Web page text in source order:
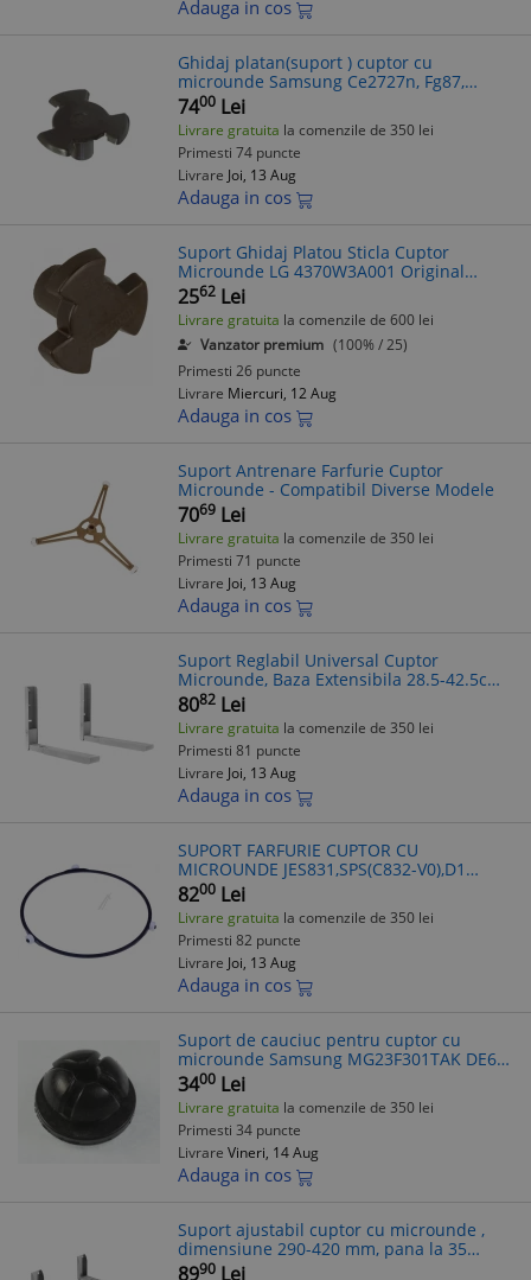
Adauga in cos
Ghidaj platan(suport ) cuptor cu
microunde Samsung Ce2727n, Fg87,
Fg87Kst, Ge81W, Ge89M, M171fn, M735,
Mw81W, Mw89Mb
7400 Lei
Livrare gratuita la comenzile de 350 lei
Primesti 74 puncte
Livrare Joi, 13 Aug
Adauga in cos
Suport Ghidaj Platou Sticla Cuptor
Microunde LG 4370W3A001 Original
Diametru 3cm Compatibil cu multiple
modele MS MH MC MG
2562 Lei
Livrare gratuita la comenzile de 600 lei
Vanzator premium (100% / 25)
Primesti 26 puncte
Livrare Miercuri, 12 Aug
Adauga in cos
Suport Antrenare Farfurie Cuptor
Microunde - Compatibil Diverse Modele
7069 Lei
Livrare gratuita la comenzile de 350 lei
Primesti 71 puncte
Livrare Joi, 13 Aug
Adauga in cos
Suport Reglabil Universal Cuptor
Microunde, Baza Extensibila 28.5-42.5cm,
Alb
8082 Lei
Livrare gratuita la comenzile de 350 lei
Primesti 81 puncte
Livrare Joi, 13 Aug
Adauga in cos
SUPORT FARFURIE CUPTOR CU
MICROUNDE JES831,SPS(C832-V0),D1
DE92-90189S SAMSUNG
8200 Lei
Livrare gratuita la comenzile de 350 lei
Primesti 82 puncte
Livrare Joi, 13 Aug
Adauga in cos
Suport de cauciuc pentru cuptor cu
microunde Samsung MG23F301TAK DE61-
01585A.
3400 Lei
Livrare gratuita la comenzile de 350 lei
Primesti 34 puncte
Livrare Vineri, 14 Aug
Adauga in cos
Suport ajustabil cuptor cu microunde ,
dimensiune 290-420 mm, pana la 35
kg,gri
8990 Lei